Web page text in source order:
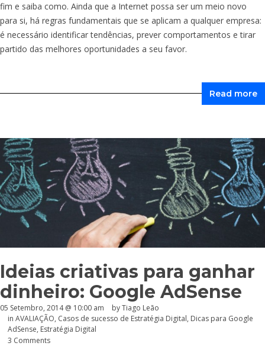
fim e saiba como. Ainda que a Internet possa ser um meio novo
para si, há regras fundamentais que se aplicam a qualquer empresa:
é necessário identificar tendências, prever comportamentos e tirar
partido das melhores oportunidades a seu favor.
Read more
Ideias criativas para ganhar
dinheiro: Google AdSense
05 Setembro, 2014 @ 10:00 am
by Tiago Leão
in AVALIAÇÃO, Casos de sucesso de Estratégia Digital, Dicas para Google
AdSense, Estratégia Digital
3 Comments